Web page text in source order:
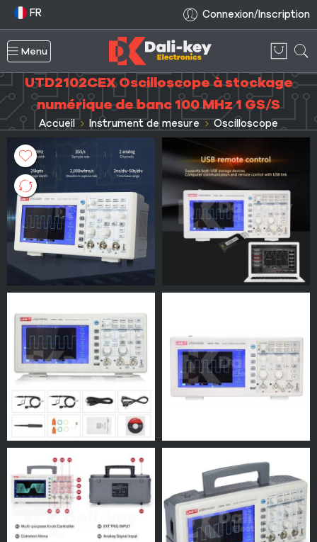
FR Connexion/Inscription
Menu
UTD2102CEX Oscilloscope à stockage
numérique de banc 100 MHz 1 GS/S
Accueil Instrument de mesure Oscilloscope